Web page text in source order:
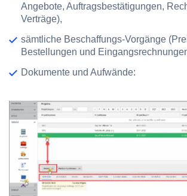
Angebote, Auftragsbestätigungen,
Verträge),
sämtliche Beschaffungs-Vorgänge
Bestellungen und
Dokumente und Aufwände: